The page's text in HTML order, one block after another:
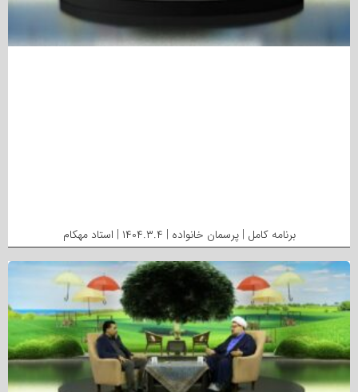
برنامه کامل | پرسمان خانواده | ۱۴۰۴.۳.۴ | استاد مهکام